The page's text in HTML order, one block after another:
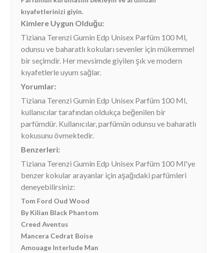
kıyafetlerinizi giyin.
Kimlere Uygun Olduğu:
Tiziana Terenzi Gumin Edp Unisex Parfüm 100 Ml,
odunsu ve baharatlı kokuları sevenler için mükemmel
bir seçimdir. Her mevsimde giyilen şık ve modern
kıyafetlerle uyum sağlar.
Yorumlar:
Tiziana Terenzi Gumin Edp Unisex Parfüm 100 Ml,
kullanıcılar tarafından oldukça beğenilen bir
parfümdür. Kullanıcılar, parfümün odunsu ve baharatlı
kokusunu övmektedir.
Benzerleri:
Tiziana Terenzi Gumin Edp Unisex Parfüm 100 Ml'ye
benzer kokular arayanlar için aşağıdaki parfümleri
deneyebilirsiniz:
Tom Ford Oud Wood
By Kilian Black Phantom
Creed Aventus
Mancera Cedrat Boise
Amouage Interlude Man